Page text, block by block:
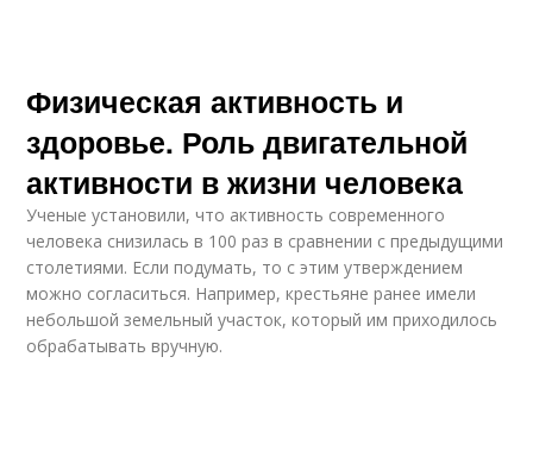
Физическая активность и
здоровье. Роль двигательной
активности в жизни человека
Ученые установили, что активность современного
человека снизилась в 100 раз в сравнении с предыдущими
столетиями. Если подумать, то с этим утверждением
можно согласиться. Например, крестьяне ранее имели
небольшой земельный участок, который им приходилось
обрабатывать вручную.